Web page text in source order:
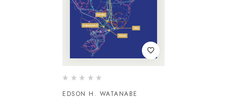
EDSON H. WATANABE